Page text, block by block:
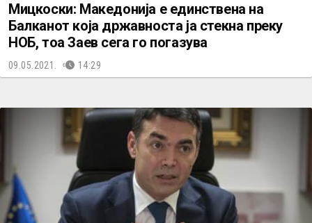
Мицкоски: Македонија е единствена на
Балканот која државноста ја стекна преку
НОБ, тоа Заев сега го погазува
09.05.2021. 14:29